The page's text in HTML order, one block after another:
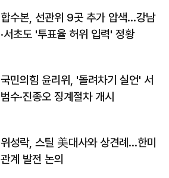
합수본, 선관위 9곳 추가 압색…강남
·서초도 '투표율 허위 입력' 정황
국민의힘 윤리위, '돌려차기 실언' 서
범수·진종오 징계절차 개시
위성락, 스틸 美대사와 상견례…한미
관계 발전 논의